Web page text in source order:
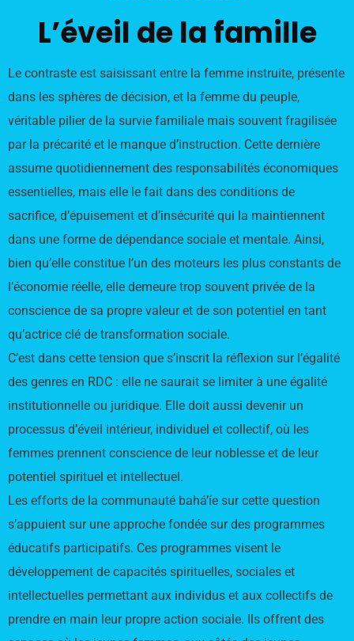
L’éveil de la famille
Le contraste est saisissant entre la femme instruite, présente
dans les sphères de décision, et la femme du peuple,
véritable pilier de la survie familiale mais souvent fragilisée
par la précarité et le manque d’instruction. Cette dernière
assume quotidiennement des responsabilités économiques
essentielles, mais elle le fait dans des conditions de
sacrifice, d’épuisement et d’insécurité qui la maintiennent
dans une forme de dépendance sociale et mentale. Ainsi,
bien qu’elle constitue l’un des moteurs les plus constants de
l’économie réelle, elle demeure trop souvent privée de la
conscience de sa propre valeur et de son potentiel en tant
qu’actrice clé de transformation sociale.
C’est dans cette tension que s’inscrit la réflexion sur l’égalité
des genres en RDC : elle ne saurait se limiter à une égalité
institutionnelle ou juridique. Elle doit aussi devenir un
processus d’éveil intérieur, individuel et collectif, où les
femmes prennent conscience de leur noblesse et de leur
potentiel spirituel et intellectuel.
Les efforts de la communauté bahá’íe sur cette question
s’appuient sur une approche fondée sur des programmes
éducatifs participatifs. Ces programmes visent le
développement de capacités spirituelles, sociales et
intellectuelles permettant aux individus et aux collectifs de
prendre en main leur propre action sociale. Ils offrent des